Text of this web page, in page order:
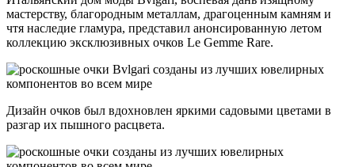
мастерству, благородным металлам, драгоценным камням и
чтя наследие гламура, представил анонсированную летом
коллекцию эксклюзивных очков Le Gemme Rare.
Дизайн очков был вдохновлен яркими садовыми цветами в
разгар их пышного расцвета.